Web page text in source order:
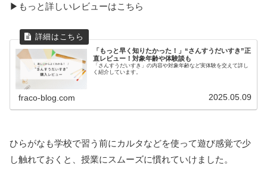
▶︎もっと詳しいレビューはこちら
「もっと早く知りたかった！」“さんすうだいすき”正
直レビュー！対象年齢や体験談も
「さんすうだいすき」の内容や対象年齢など実体験を交えて詳し
く紹介しています。
fraco-blog.com 2025.05.09
ひらがなも学校で習う前にカルタなどを使って遊び感覚で少
し触れておくと、授業にスムーズに慣れていけました。